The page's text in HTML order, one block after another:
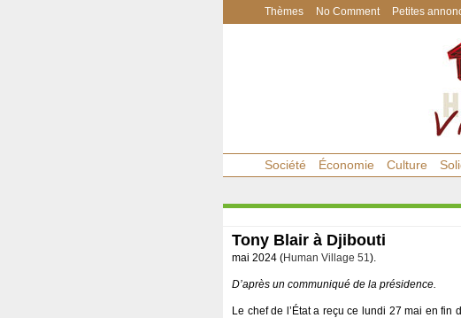
Thèmes No Comment Petites
Société Économie Culture
Tony Blair à Djibouti
mai 2024 (Human Village 51).
D’après un communiqué de la présidence.
Le chef de l’État a reçu ce lundi 27 mai en fin